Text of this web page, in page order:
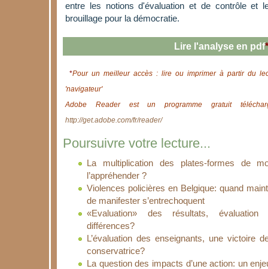
entre les notions d'évaluation et de contrôle et
brouillage pour la démocratie.
Lire l'analyse en pdf*
*Pour un meilleur accès : lire ou imprimer à partir du
'navigateur'
Adobe Reader est un programme gratuit
http://get.adobe.com/fr/reader/
Poursuivre votre lecture...
La multiplication des plates-formes de
l’appréhender ?
Violences policières en Belgique: quand
de manifester s’entrechoquent
«Evaluation» des résultats,
différences?
L’évaluation des enseignants, une victoire
conservatrice?
La question des impacts d’une action: un